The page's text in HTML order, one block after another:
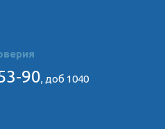
90, доб 1040